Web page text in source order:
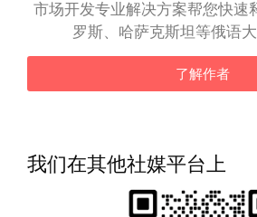
市场开发专业解决方案帮您快速
罗斯、哈萨克斯坦等俄语
了解作者
我们在其他社媒平台上